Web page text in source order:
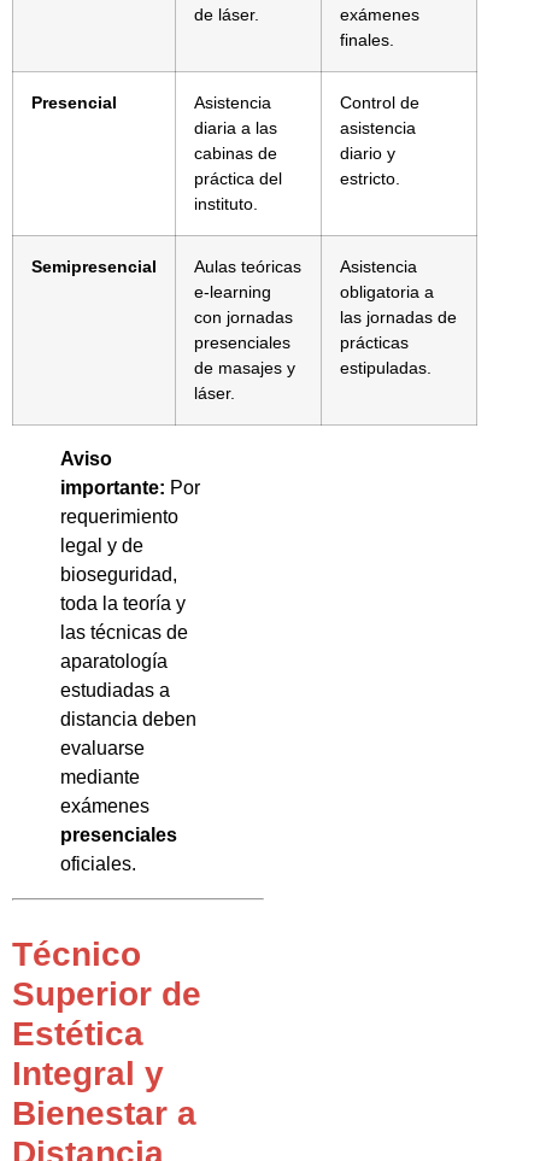
de láser.
exámenes
finales.
Presencial
Asistencia
diaria a las
cabinas de
práctica del
instituto.
Control de
asistencia
diario y
estricto.
Semipresencial
Aulas teóricas
e-learning
con jornadas
presenciales
de masajes y
láser.
Asistencia
obligatoria a
las jornadas de
prácticas
estipuladas.
Aviso
importante: Por
requerimiento
legal y de
bioseguridad,
toda la teoría y
las técnicas de
aparatología
estudiadas a
distancia deben
evaluarse
mediante
exámenes
presenciales
oficiales.
Técnico
Superior de
Estética
Integral y
Bienestar a
Distancia